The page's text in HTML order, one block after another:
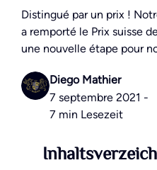
Distingué par un prix !
a remporté le Prix suisse
une nouvelle étape pour
Diego Mathier
7 septembre 2021 -
7 min Lesezeit